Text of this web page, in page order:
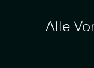
Alle